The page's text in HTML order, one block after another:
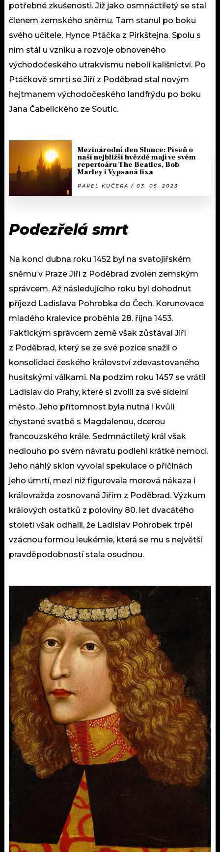
potřebné zkušenosti. Již jako osmnáctiletý se stal
členem zemského sněmu. Tam stanul po boku
svého učitele, Hynce Ptáčka z Pirkštejna. Spolu s
ním stál u vzniku a rozvoje obnoveného
východočeského utrakvismu neboli kališnictví. Po
Ptáčkově smrti se Jiří z Poděbrad stal novým
hejtmanem východočeského landfrýdu po boku
Jana Čabelického ze Soutic.
Mezinárodní den Slunce: Píseň o
naší nejbližší hvězdě mají ve svém
repertoáru The Beatles, Bob
Marley i Vypsaná fixa
PAVEL KUČERA / 03. 05. 2023
Podezřelá smrt
Na konci dubna roku 1452 byl na svatojiřském
sněmu v Praze Jiří z Poděbrad zvolen zemským
správcem. Až následujícího roku byl dohodnut
příjezd Ladislava Pohrobka do Čech. Korunovace
mladého kralevice proběhla 28. října 1453.
Faktickým správcem země však zůstával Jiří
z Poděbrad, který se ze své pozice snažil o
konsolidaci českého království zdevastovaného
husitskými válkami. Na podzim roku 1457 se vrátil
Ladislav do Prahy, které si zvolil za své sídelní
město. Jeho přítomnost byla nutná i kvůli
chystané svatbě s Magdalenou, dcerou
francouzského krále. Sedmnáctiletý král však
nedlouho po svém návratu podlehl krátké nemoci.
Jeho náhlý sklon vyvolal spekulace o příčinách
jeho úmrtí, mezi niž figurovala morová nákaza i
královražda zosnovaná Jiřím z Poděbrad. Výzkum
králových ostatků z poloviny 80. let dvacátého
století však odhalil, že Ladislav Pohrobek trpěl
vzácnou formou leukémie, která se mu s největší
pravděpodobností stala osudnou.